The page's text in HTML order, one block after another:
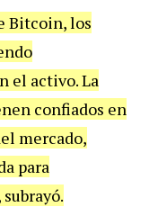
Bitcoin, los
el activo. La
confiados en
mercado,
para